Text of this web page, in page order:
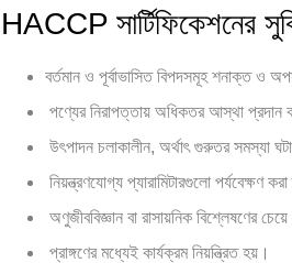
HACCP সার্টিফিকেশনের
বর্তমান ও পূর্বাভাসিত বিপদসমূহ শনাক্ত ও
পণ্যের নিরাপত্তায় অধিকতর আস্থা প্রদান
উৎপাদন চলাকালীন, অর্থাৎ গুরুতর সমস্যা
নিয়ন্ত্রণযোগ্য প্যারামিটারগুলো
অণুজীববিজ্ঞান বা রাসায়নিক বিশ্লেষণের চেয়ে
প্রাঙ্গণের মধ্যেই কার্যক্রম নিয়ন্ত্রিত হয়।